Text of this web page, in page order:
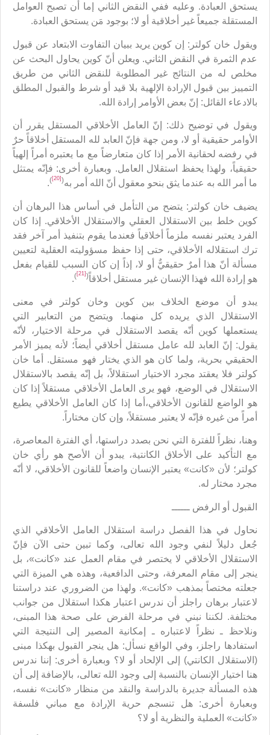
يستحق العبادة. وعليه ففي النقض الثاني إما أن تصبح العوامل
المستقلة جميعاً غير أخلاقية أو لا؛ بوجود مَن يستحق العبادة.
ويقول خان كولتر: إن كوين يريد ببيان التفاوت الابتعاد عن قبول
عدم الثمرة في النقض الثاني. ويعلن أنّ كوين يحاول البحث عن
مخلص له من النتائج غير المطلوبة للنقض الثاني من طريق
التمييز بين قبول الإرادة الإلهية بلا قيد أو شرط والقبول المطلق
بالادعاء القائل: إنّ بعض الأوامر إرادة الله.
ويقول في توضيح ذلك: إنّ العامل الأخلاقي المستقل يقرر أن
الأوامر حقيقية أو لا، ومن جهة فإنّ العابد لله المستقل أخلاقاً حرٌ
في رفضه لحقانية الأمر إذا كان متعارضاً مع ما يعتبره أمراً إلهياً
حقيقياً، ولهذا يحفظ استقلال العامل. وبعبارة أخرى: فإنّه يمتثل
ما أمر الله به عندما يثق بنحو معقول أنّ الله أمر به(
[20]
)
.
يضيف خان كولتر: يتضح من التأمل في أساس هذا البرهان أن
كوين خلط بين الاستقلال العقلي والاستقلال الأخلاقي. إذا كان
الفرد يعتبر نفسه ملزماً أخلاقياً فعندما يقوم بتنفيذ أمر آخر فقد
ترك استقلاله الأخلاقي، حتى إذا حفظ مسؤوليته العقلية لتعيين
مسألة أنّ هذا أمرٌ حقيقيٌّ أو لا، إذاً إن كان السبب للقيام بفعل
هو إرادة الله فهذا الإنسان غير مستقل أخلاقاً(
[21]
)
.
يبدو أن موضع الخلاف بين كوين وخان كولتر في معنى
الاستقلال الذي يريده كل منهما. ويتضح من التعابير التي
يستعملها كوين أنّه يقصد الاستقلال في مرحلة الاختيار، لأنّه
يقول: إنّ العابد لله عامل مستقل أخلاقي أيضاً؛ لأنه يميز الأمر
الحقيقي بحرية، ولما كان هو الذي يختار فهو مستقل. أما خان
كولتر فلا يعقتد مجرد الاختيار استقلالاً، بل إنّه يقصد بالاستقلال
الاستقلال في الوضع، فهو يرى العامل الأخلاقي مستقلاً إذا كان
هو الواضع للقانون الأخلاقي،أما إذا كان العامل الأخلاقي يطيع
أمراً من غيره فإنّه لا يعتبر مستقلاً، وإن كان مختاراً.
وهنا، نظراً للفترة التي نحن بصدد دراستها، أي الفترة المعاصرة،
مع التأكيد على الأخلاق الكانتية، يبدو أن الأصح هو رأي خان
كولتر؛ لأن «كانت» يعتبر الإنسان واضعاً للقانون الأخلاقي، لا أنّه
مجرد مختار له.
القبول أو الرفض ــــــ
نحاول في هذا الفصل دراسة استقلال العامل الأخلاقي الذي
جُعل دليلاً لنفي وجود الله تعالى، وكما تبين حتى الآن فإنّ
الاستقلال الأخلاقي لا يختصر في مقام العمل عند «كانت»، بل
ينجر إلى مقام المعرفة، وحتى الدافعية، وهذه هي الميزة التي
جعلته مختصاً بمذهب «كانت». ولهذا من الضروري عند دراستنا
لاعتبار برهان راجلز أن ندرس اعتبار هكذا استقلال من جوانب
مختلفة. لكننا نبني في مرحلة الفرض على صحة هذا المبنى،
ونلاحظ ـ نظراً لاعتباره ـ إمكانية المصير إلى النتيجة التي
استفادها راجلز، وفي الواقع نسأل: هل ينجر القبول بهكذا مبنى
(الاستقلال الكانتي) إلى الإلحاد أو لا؟ وبعبارة أخرى: إننا ندرس
هنا اختيار الإنسان بالنسبة إلى وجود الله تعالى، بالإضافة إلى أن
هذه المسألة جديرة بالدراسة والنقد من منظار «كانت» نفسه،
وبعبارة أخرى: هل تنسجم حرية الإرادة مع مباني فلسفة
«كانت» العملية والنظرية أو لا؟